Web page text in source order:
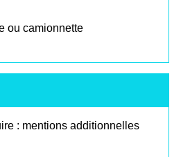
ou camionnette
: mentions additionnelles